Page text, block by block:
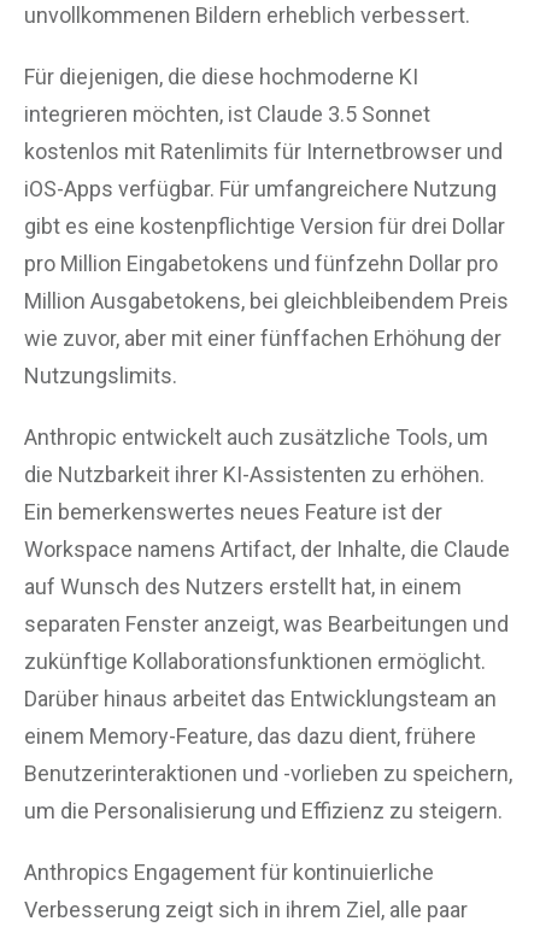
unvollkommenen Bildern erheblich verbessert.
Für diejenigen, die diese hochmoderne KI
integrieren möchten, ist Claude 3.5 Sonnet
kostenlos mit Ratenlimits für Internetbrowser und
iOS-Apps verfügbar. Für umfangreichere Nutzung
gibt es eine kostenpflichtige Version für drei Dollar
pro Million Eingabetokens und fünfzehn Dollar pro
Million Ausgabetokens, bei gleichbleibendem Preis
wie zuvor, aber mit einer fünffachen Erhöhung der
Nutzungslimits.
Anthropic entwickelt auch zusätzliche Tools, um
die Nutzbarkeit ihrer KI-Assistenten zu erhöhen.
Ein bemerkenswertes neues Feature ist der
Workspace namens Artifact, der Inhalte, die Claude
auf Wunsch des Nutzers erstellt hat, in einem
separaten Fenster anzeigt, was Bearbeitungen und
zukünftige Kollaborationsfunktionen ermöglicht.
Darüber hinaus arbeitet das Entwicklungsteam an
einem Memory-Feature, das dazu dient, frühere
Benutzerinteraktionen und -vorlieben zu speichern,
um die Personalisierung und Effizienz zu steigern.
Anthropics Engagement für kontinuierliche
Verbesserung zeigt sich in ihrem Ziel, alle paar